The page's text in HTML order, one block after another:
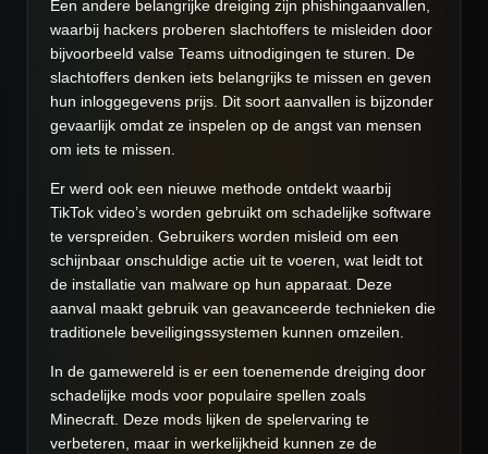
Een andere belangrijke dreiging zijn phishingaanvallen,
waarbij hackers proberen slachtoffers te misleiden door
bijvoorbeeld valse Teams uitnodigingen te sturen. De
slachtoffers denken iets belangrijks te missen en geven
hun inloggegevens prijs. Dit soort aanvallen is bijzonder
gevaarlijk omdat ze inspelen op de angst van mensen
om iets te missen.
Er werd ook een nieuwe methode ontdekt waarbij
TikTok video’s worden gebruikt om schadelijke software
te verspreiden. Gebruikers worden misleid om een
schijnbaar onschuldige actie uit te voeren, wat leidt tot
de installatie van malware op hun apparaat. Deze
aanval maakt gebruik van geavanceerde technieken die
traditionele beveiligingssystemen kunnen omzeilen.
In de gamewereld is er een toenemende dreiging door
schadelijke mods voor populaire spellen zoals
Minecraft. Deze mods lijken de spelervaring te
verbeteren, maar in werkelijkheid kunnen ze de